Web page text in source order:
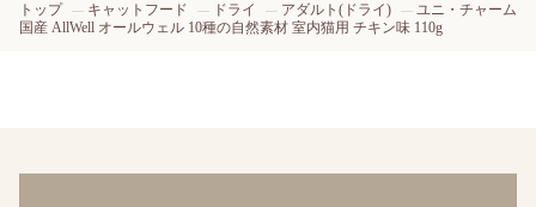
トップ キャットフード ドライ アダルト(ドライ)
ユニ・チャーム
国産 AllWell オールウェル 10種の自然素材 室内猫用 チキン味 110g